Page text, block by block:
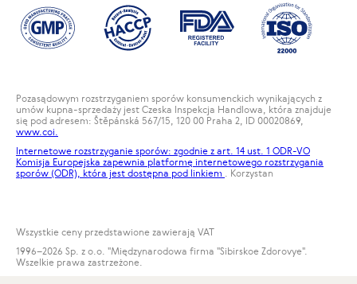
Pozasądowym rozstrzyganiem sporów konsumenckich wynikających z
umów kupna-sprzedaży jest Czeska Inspekcja Handlowa, która znajduje
się pod adresem: Štěpánská 567/15, 120 00 Praha 2, ID 00020869,
www.coi.
Internetowe rozstrzyganie sporów: zgodnie z art. 14 ust. 1 ODR-VO
Komisja Europejska zapewnia platformę internetowego rozstrzygania
sporów (ODR), która jest dostępna pod linkiem . Korzystan
Wszystkie ceny przedstawione zawierają VAT
1996–2026 Sp. z o.o. "Międzynarodowa firma "Sibirskoe Zdorovye".
Wszelkie prawa zastrzeżone.